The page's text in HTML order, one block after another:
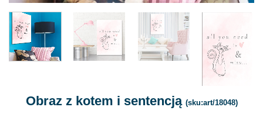
Obraz z kotem i sentencją (sku:art/18048)